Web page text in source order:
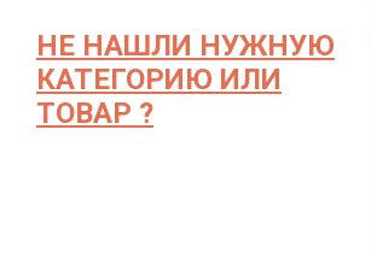
НЕ НАШЛИ НУЖНУЮ
КАТЕГОРИЮ ИЛИ
ТОВАР ?